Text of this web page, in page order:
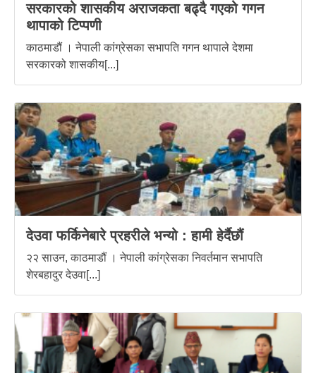
सरकारको शासकीय अराजकता बढ्दै गएको गगन
थापाको टिप्पणी
काठमाडौं । नेपाली कांग्रेसका सभापति गगन थापाले देशमा
सरकारको शासकीय[...]
देउवा फर्किनेबारे प्रहरीले भन्यो : हामी हेर्दैछौं
२२ साउन, काठमाडौं । नेपाली कांग्रेसका निवर्तमान सभापति
शेरबहादुर देउवा[...]